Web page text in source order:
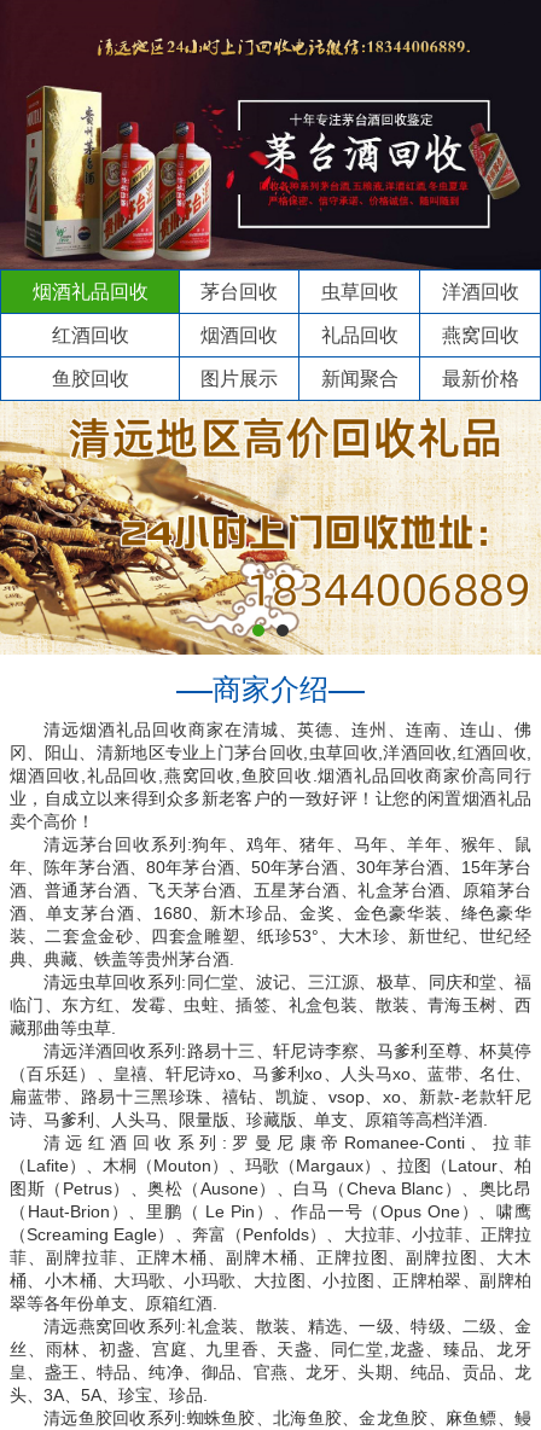
烟酒礼品回收 茅台回收 虫草回收 洋酒回收
红酒回收 烟酒回收 礼品回收 燕窝回收
鱼胶回收 图片展示 新闻聚合 最新价格
商家介绍
清远烟酒礼品回收商家在清城、英德、连州、连南、连山、佛
冈、阳山、清新地区专业上门茅台回收,虫草回收,洋酒回收,红酒回收,
烟酒回收,礼品回收,燕窝回收,鱼胶回收.烟酒礼品回收商家价高同行
业，自成立以来得到众多新老客户的一致好评！让您的闲置烟酒礼品
卖个高价！
清远茅台回收系列:狗年、鸡年、猪年、马年、羊年、猴年、鼠
年、陈年茅台酒、80年茅台酒、50年茅台酒、30年茅台酒、15年茅台
酒、普通茅台酒、飞天茅台酒、五星茅台酒、礼盒茅台酒、原箱茅台
酒、单支茅台酒、1680、新木珍品、金奖、金色豪华装、绛色豪华
装、二套盒金砂、四套盒雕塑、纸珍53°、大木珍、新世纪、世纪经
典、典藏、铁盖等贵州茅台酒.
清远虫草回收系列:同仁堂、波记、三江源、极草、同庆和堂、福
临门、东方红、发霉、虫蛀、插签、礼盒包装、散装、青海玉树、西
藏那曲等虫草.
清远洋酒回收系列:路易十三、轩尼诗李察、马爹利至尊、杯莫停
（百乐廷）、皇禧、轩尼诗xo、马爹利xo、人头马xo、蓝带、名仕、
扁蓝带、路易十三黑珍珠、禧钻、凯旋、vsop、xo、新款-老款轩尼
诗、马爹利、人头马、限量版、珍藏版、单支、原箱等高档洋酒.
清远红酒回收系列:罗曼尼康帝Romanee-Conti、拉菲
（Lafite）、木桐（Mouton）、玛歌（Margaux）、拉图（Latour、柏
图斯（Petrus）、奥松（Ausone）、白马（Cheva Blanc）、奥比昂
（Haut-Brion）、里鹏（ Le Pin）、作品一号（Opus One）、啸鹰
（Screaming Eagle）、奔富（Penfolds）、大拉菲、小拉菲、正牌拉
菲、副牌拉菲、正牌木桶、副牌木桶、正牌拉图、副牌拉图、大木
桶、小木桶、大玛歌、小玛歌、大拉图、小拉图、正牌柏翠、副牌柏
翠等各年份单支、原箱红酒.
清远燕窝回收系列:礼盒装、散装、精选、一级、特级、二级、金
丝、雨林、初盏、宫庭、九里香、天盏、同仁堂,龙盏、臻品、龙牙
皇、盏王、特品、纯净、御品、官燕、龙牙、头期、纯品、贡品、龙
头、3A、5A、珍宝、珍品.
清远鱼胶回收系列:蜘蛛鱼胶、北海鱼胶、金龙鱼胶、麻鱼鳔、鳗